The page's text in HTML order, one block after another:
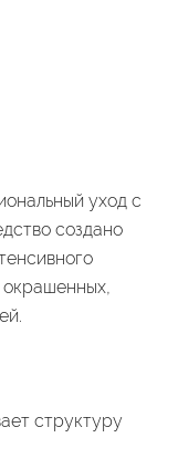
уход с
создано
окрашенных,
структуру